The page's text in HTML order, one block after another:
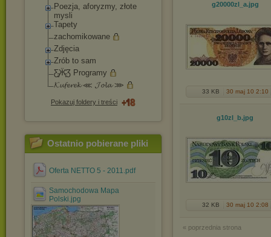
Poezja, aforyzmy, złote
mysli
Tapety
zachomikowane
Zdjęcia
Zrób to sam
Ƹ̵̡Ӝ̵̨̄Ʒ Programy
𝓚𝓾𝓯𝓮𝓻𝓮𝓴 ⋘ 𝓙𝓸𝓵𝓪 ⋙
Pokazuj foldery i treści
Ostatnio pobierane pliki
Oferta NETTO 5 - 2011.pdf
Samochodowa Mapa
Polski.jpg
g20000zl_a.jpg
33 KB 30 maj 10 2:10
g10zl_b.jpg
32 KB 30 maj 10 2:08
« poprzednia strona